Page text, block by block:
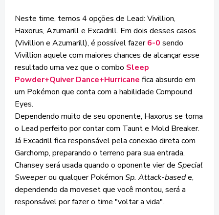
Neste time, temos 4 opções de Lead: Vivillion,
Haxorus, Azumarill e Excadrill. Em dois desses casos
(Vivillion e Azumarill), é possível fazer6-0 sendo
Vivillion aquele com maiores chances de alcançar esse
resultado uma vez que o combo Sleep
Powder+Quiver Dance+Hurricane fica absurdo em
um Pokémon que conta com a habilidade Compound
Eyes.
Dependendo muito de seu oponente, Haxorus se torna
o Lead perfeito por contar com Taunt e Mold Breaker.
Já Excadrill fica responsável pela conexão direta com
Garchomp, preparando o terreno para sua entrada.
Chansey será usada quando o oponente vier de Special
Sweeperou qualquer Pokémon Sp. Attack-basede,
dependendo da moveset que você montou, será a
responsável por fazer o time "voltar a vida".